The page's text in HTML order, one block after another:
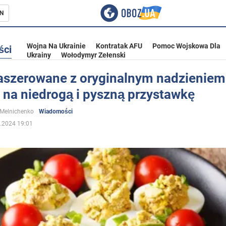
Ukrainie
Wojna Na Ukrainie Kontratak AFU
Pomoc Wojskowa Dla
Ukrainy
Wołodymyr Zełenski
z oryginalnym
niedrogą i pyszną przystawkę
Wiadomości
19:01